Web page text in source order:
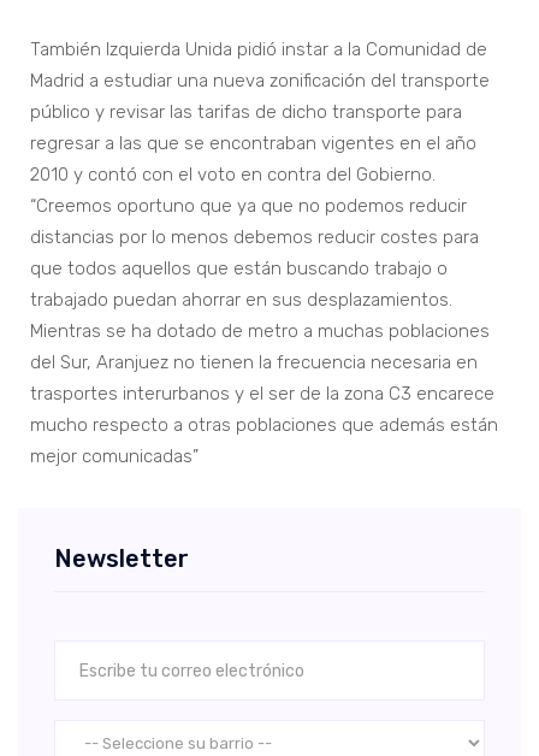
También Izquierda Unida pidió instar a la Comunidad de
Madrid a estudiar una nueva zonificación del transporte
público y revisar las tarifas de dicho transporte para
regresar a las que se encontraban vigentes en el año
2010 y contó con el voto en contra del Gobierno.
“Creemos oportuno que ya que no podemos reducir
distancias por lo menos debemos reducir costes para
que todos aquellos que están buscando trabajo o
trabajado puedan ahorrar en sus desplazamientos.
Mientras se ha dotado de metro a muchas poblaciones
del Sur, Aranjuez no tienen la frecuencia necesaria en
trasportes interurbanos y el ser de la zona C3 encarece
mucho respecto a otras poblaciones que además están
mejor comunicadas”
Newsletter